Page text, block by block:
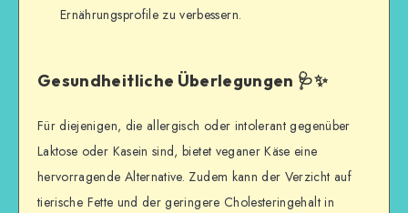
Ernährungsprofile zu verbessern.
Gesundheitliche Überlegungen 🩺✨
Für diejenigen, die allergisch oder intolerant gegenüber
Laktose oder Kasein sind, bietet veganer Käse eine
hervorragende Alternative. Zudem kann der Verzicht auf
tierische Fette und der geringere Cholesteringehalt in